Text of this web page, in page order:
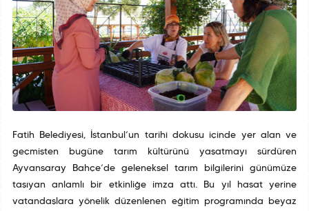
Fatih Belediyesi, İstanbul’un tarihî dokusu içinde yer alan ve
geçmişten bugüne tarım kültürünü yaşatmayı sürdüren
Ayvansaray Bahçe’de geleneksel tarım bilgilerini günümüze
taşıyan anlamlı bir etkinliğe imza attı. Bu yıl hasat yerine
vatandaşlara yönelik düzenlenen eğitim programında beyaz